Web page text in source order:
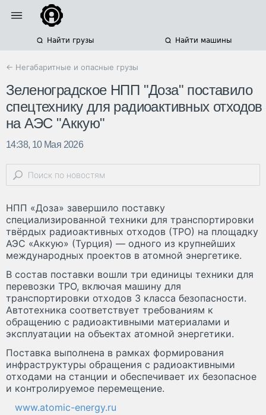
Найти грузы Найти машины
← Негабаритные и опасные грузы
Зеленоградское НПП "Доза" поставило
спецтехнику для радиоактивных отходов
на АЭС "Аккую"
14:38, 10 Мая 2026
НПП «Доза» завершило поставку
специализированной техники для транспортировки
твёрдых радиоактивных отходов (ТРО) на площадку
АЭС «Аккую» (Турция) — одного из крупнейших
международных проектов в атомной энергетике.
В состав поставки вошли три единицы техники для
перевозки ТРО, включая машину для
транспортировки отходов 3 класса безопасности.
Автотехника соответствует требованиям к
обращению с радиоактивными материалами и
эксплуатации на объектах атомной энергетики.
Поставка выполнена в рамках формирования
инфраструктуры обращения с радиоактивными
отходами на станции и обеспечивает их безопасное
и контролируемое перемещение.
www.atomic-energy.ru